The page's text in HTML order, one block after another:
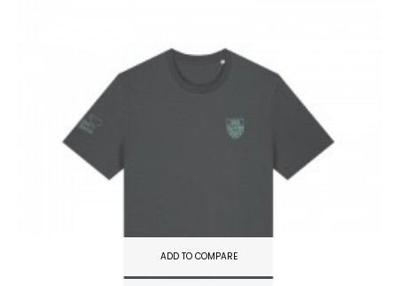
ADD TO COMPARE